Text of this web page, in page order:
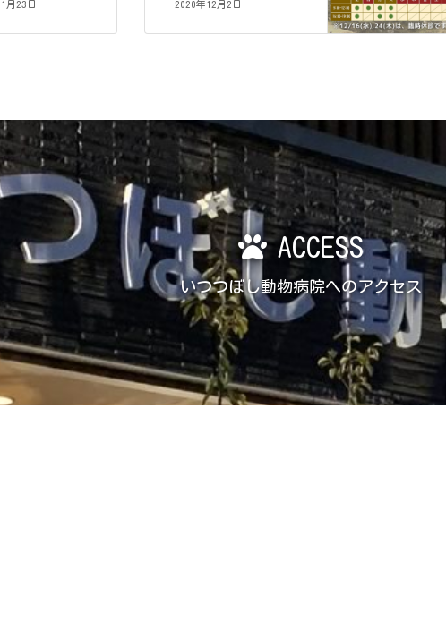
月23日 2020年12月2日
ACCESS
いつつぼし動物病院へのアクセス